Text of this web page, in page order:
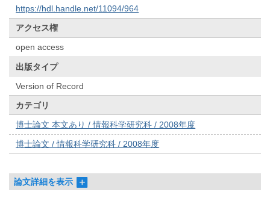
https://hdl.handle.net/11094/964
アクセス権
open access
出版タイプ
Version of Record
カテゴリ
博士論文 本文あり / 情報科学研究科 / 2008年度
博士論文 / 情報科学研究科 / 2008年度
論文詳細を表示